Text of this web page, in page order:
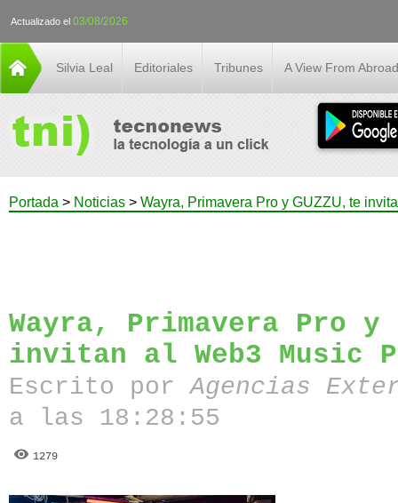
Actualizado el 03/08/2026
Silvia Leal Editoriales Tribunes A View From Abroad
Portada > Noticias > Wayra, Primavera Pro y GUZZU, te
Wayra, Primavera Pro y
invitan al Web3 Music
Escrito porAgencias
a las 18:28:55
1279